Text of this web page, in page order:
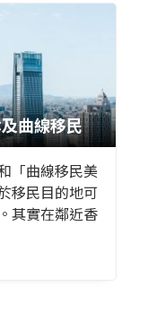
曲線移民
「曲線移民美
移民目的地可
其實在鄰近香
。